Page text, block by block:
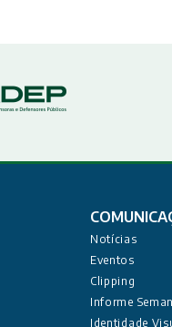
Notícias
Eventos
Clipping
Informe
Identidade